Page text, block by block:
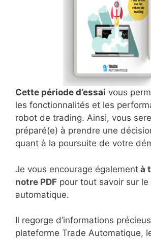
Cette période d’essai vous
les fonctionnalités et les
robot de trading. Ainsi, vous
préparé(e) à prendre une
quant à la poursuite de votre
Je vous encourage également à
notre PDF pour tout savoir sur le
automatique.
Il regorge d’informations
plateforme Trade Automatique,